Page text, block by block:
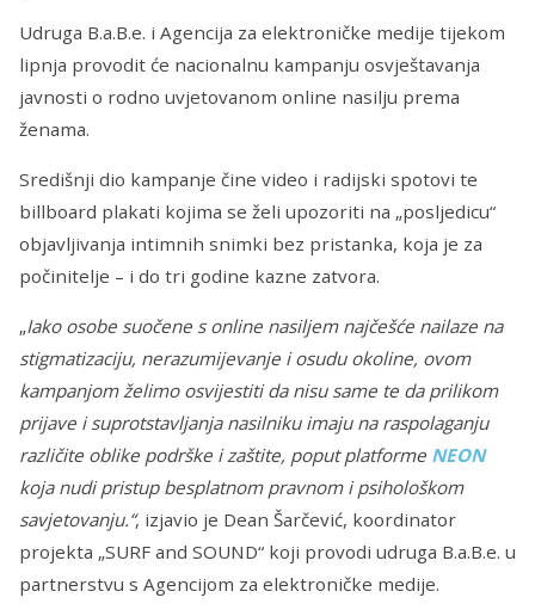
Udruga B.a.B.e. i Agencija za elektroničke medije tijekom
lipnja provodit će nacionalnu kampanju osvještavanja
javnosti o rodno uvjetovanom online nasilju prema
ženama.
Središnji dio kampanje čine video i radijski spotovi te
billboard plakati kojima se želi upozoriti na „posljedicu“
objavljivanja intimnih snimki bez pristanka, koja je za
počinitelje – i do tri godine kazne zatvora.
„Iako osobe suočene s online nasiljem najčešće nailaze na
stigmatizaciju, nerazumijevanje i osudu okoline, ovom
kampanjom želimo osvijestiti da nisu same te da prilikom
prijave i suprotstavljanja nasilniku imaju na raspolaganju
različite oblike podrške i zaštite, poput platforme NEON
koja nudi pristup besplatnom pravnom i psihološkom
savjetovanju.“, izjavio je Dean Šarčević, koordinator
projekta „SURF and SOUND“ koji provodi udruga B.a.B.e. u
partnerstvu s Agencijom za elektroničke medije.